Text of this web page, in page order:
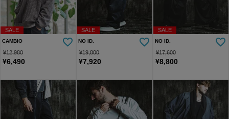
SALE
CAMBIO
¥12,980
¥6,490
SALE
NO ID.
¥19,800
¥7,920
SALE
NO ID.
¥17,600
¥8,800